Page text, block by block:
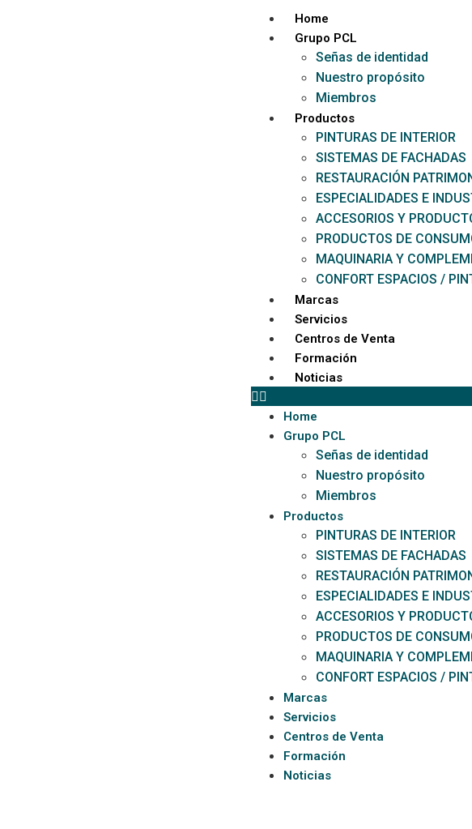
Home
Grupo PCL
Señas de identidad
Nuestro propósito
Miembros
Productos
PINTURAS DE INTERIOR
SISTEMAS DE FACHADAS
RESTAURACIÓN
ESPECIALIDADES E
ACCESORIOS Y
PRODUCTOS DE
MAQUINARIA Y
CONFORT ESPACIOS /
Marcas
Servicios
Centros de Venta
Formación
Noticias
Home
Grupo PCL
Señas de identidad
Nuestro propósito
Miembros
Productos
PINTURAS DE INTERIOR
SISTEMAS DE FACHADAS
RESTAURACIÓN
ESPECIALIDADES E
ACCESORIOS Y
PRODUCTOS DE
MAQUINARIA Y
CONFORT ESPACIOS /
Marcas
Servicios
Centros de Venta
Formación
Noticias